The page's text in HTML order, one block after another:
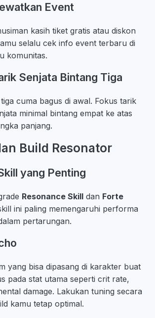
Event
kasih tiket gratis atau diskon
selalu cek info event terbaru di
komunitas.
Senjata Bintang Tiga
cuma bagus di awal. Fokus tarik
minimal bintang empat ke atas
panjang.
Build Resonator
yang Penting
Resonance Skill dan Forte
ini paling memengaruhi performa
pertarungan.
yang bisa dipasang di karakter buat
pada stat utama seperti crit rate,
damage. Lakukan tuning secara
kamu tetap optimal.